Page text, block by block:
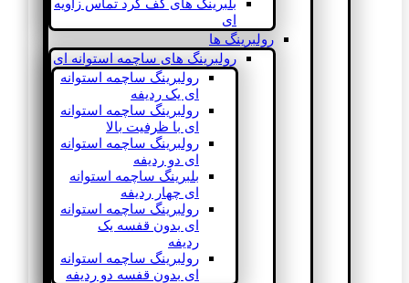
بلبرینگ های کف گرد تماس زاویه
ای
رولبرینگ ها
رولبرینگ های ساچمه استوانه ای
رولبرینگ ساچمه استوانه
ای یک ردیفه
رولبرینگ ساچمه استوانه
ای با ظرفیت بالا
رولبرینگ ساچمه استوانه
ای دو ردیفه
بلبرینگ ساچمه استوانه
ای چهار ردیفه
رولبرینگ ساچمه استوانه
ای بدون قفسه یک
ردیفه
رولبرینگ ساچمه استوانه
ای بدون قفسه دو ردیفه